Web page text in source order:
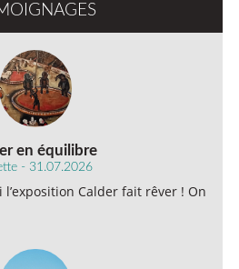
en équilibre
- 31.07.2026
Calder fait rêver ! On